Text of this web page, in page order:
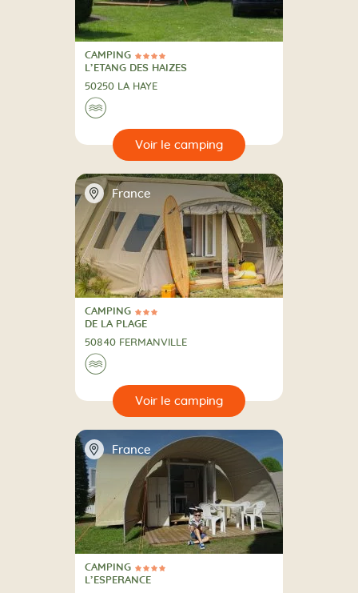
4 Étoiles
CAMPING
CAMPING
L’ETANG DES HAIZES
50250 LA HAYE
Au bord de l'eau
🌊
📍 France
3 Étoiles
CAMPING
CAMPING
DE LA PLAGE
50840 FERMANVILLE
Au bord de l'eau
🌊
📍 France
4 Étoiles
CAMPING
CAMPING
L’ESPERANCE